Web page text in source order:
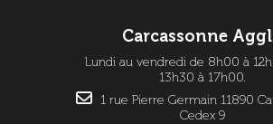
Carcassonne
Lundi au vendredi de 8h00 à
13h30 à 17h00.
1 rue Pierre Germain 11890
Cedex 9